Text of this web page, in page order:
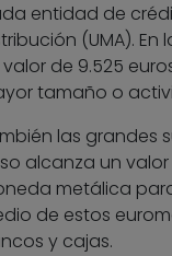
entidad de
(UMA).
valor de 9.525
tamaño o
las grandes
alcanza un valor
metálica
de estos
y cajas.